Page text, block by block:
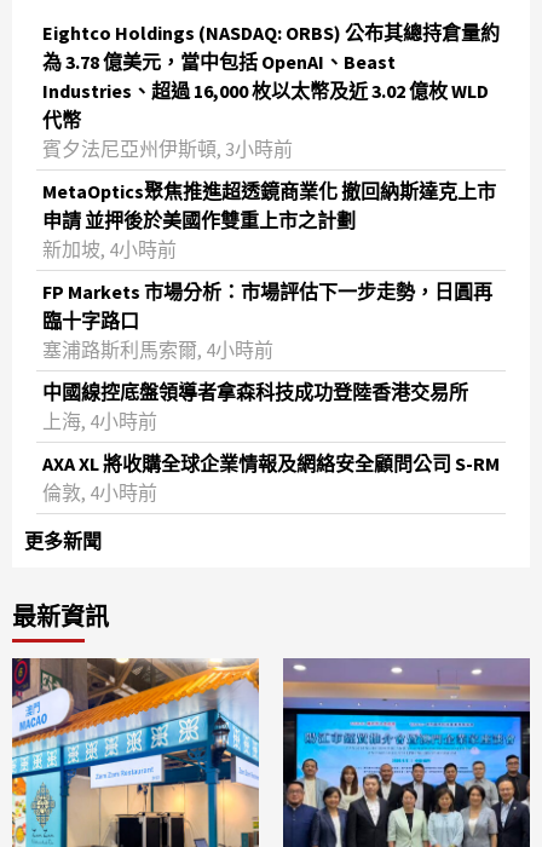
Eightco Holdings (NASDAQ: ORBS) 公布其總持倉量約
為 3.78 億美元，當中包括 OpenAI、Beast
Industries、超過 16,000 枚以太幣及近 3.02 億枚 WLD
代幣
賓夕法尼亞州伊斯頓, 3小時前
MetaOptics聚焦推進超透鏡商業化 撤回納斯達克上市
申請 並押後於美國作雙重上市之計劃
新加坡, 4小時前
FP Markets 市場分析：市場評估下一步走勢，日圓再
臨十字路口
塞浦路斯利馬索爾, 4小時前
中國線控底盤領導者拿森科技成功登陸香港交易所
上海, 4小時前
AXA XL 將收購全球企業情報及網絡安全顧問公司 S-RM
倫敦, 4小時前
更多新聞
最新資訊